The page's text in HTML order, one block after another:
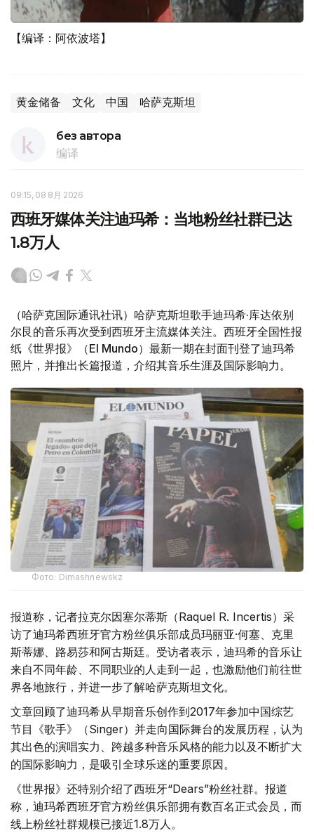
【编译：阿依波塔】
黄金储备 文化 中国 哈萨克斯坦
без автора
编译
09:15, 08 8月 2026
西班牙媒体关注迪玛希：当地粉丝社群已达
1.8万人
（哈萨克国际通讯社讯）哈萨克斯坦歌手迪玛希·库达依别
尔艮的音乐再次受到西班牙主流媒体关注。西班牙全国性报
纸《世界报》（El Mundo）最新一期在封面刊登了迪玛希
照片，并推出长篇报道，介绍其音乐生涯及国际影响力。
Фото: Dimashnewskz
报道称，记者拉克尔因塞尔蒂斯（Raquel R. Incertis）采
访了迪玛希西班牙官方粉丝俱乐部成员玛丽亚·何塞、克里
斯蒂娜、路易莎和阿古斯廷。受访者表示，迪玛希的音乐让
来自不同年龄、不同职业的人走到一起，也激励他们前往世
界各地旅行，并进一步了解哈萨克斯坦文化。
文章回顾了迪玛希从早期音乐创作到2017年参加中国综艺
节目《歌手》（Singer）并走向国际舞台的发展历程，认为
其出色的演唱实力、跨越多种音乐风格的能力以及不断扩大
的国际影响力，是吸引全球乐迷的重要原因。
《世界报》还特别介绍了西班牙“Dears”粉丝社群。报道
称，迪玛希西班牙官方粉丝俱乐部拥有数百名正式会员，而
线上粉丝社群规模已接近1.8万人。